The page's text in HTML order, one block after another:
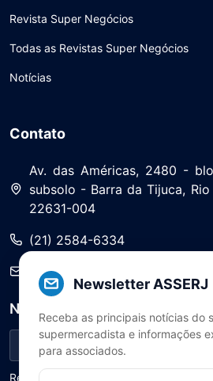
Newsletter ASSERJ
Receba as principais notícias do
supermercadista e informações
para associados.
Revista Super Negócios
Todas as Revistas Super Negócios
Notícias
Contato
Av. das Américas, 2480 -
subsolo - Barra da Tijuca,
22631-004
(21) 2584-6334
saa@asserj.com.br
Newsletter
Receba notícias e atualizações do setor